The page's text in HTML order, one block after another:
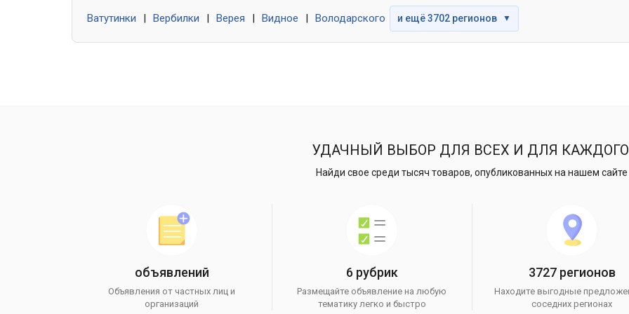
Ватутинки Вербилки Верея Видное Володарского и ещё 3702 регионов ▼
УДАЧНЫЙ ВЫБОР ДЛЯ ВСЕХ И ДЛЯ
Найди свое среди тысяч товаров, опубликованных на нашем сайте
объявлений
Объявления от частных лиц и
организаций
6 рубрик
Размещайте объявление на любую
тематику легко и быстро
3727 регионов
Находите выгодные
соседних регионах